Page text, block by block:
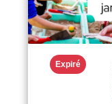
Expiré